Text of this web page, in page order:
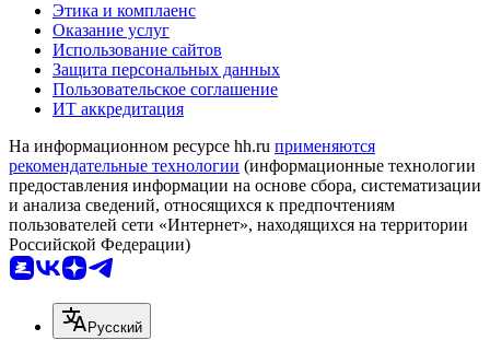
Этика и комплаенс
Оказание услуг
Использование сайтов
Защита персональных данных
Пользовательское соглашение
ИТ аккредитация
На информационном ресурсе hh.ru применяются
рекомендательные технологии (информационные технологии
предоставления информации на основе сбора, систематизации
и анализа сведений, относящихся к предпочтениям
пользователей сети «Интернет», находящихся на территории
Российской Федерации)
Русский